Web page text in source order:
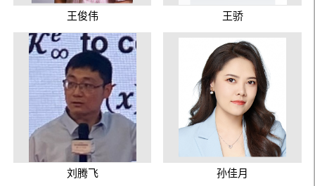
王俊伟 王骄
刘腾飞 孙佳月